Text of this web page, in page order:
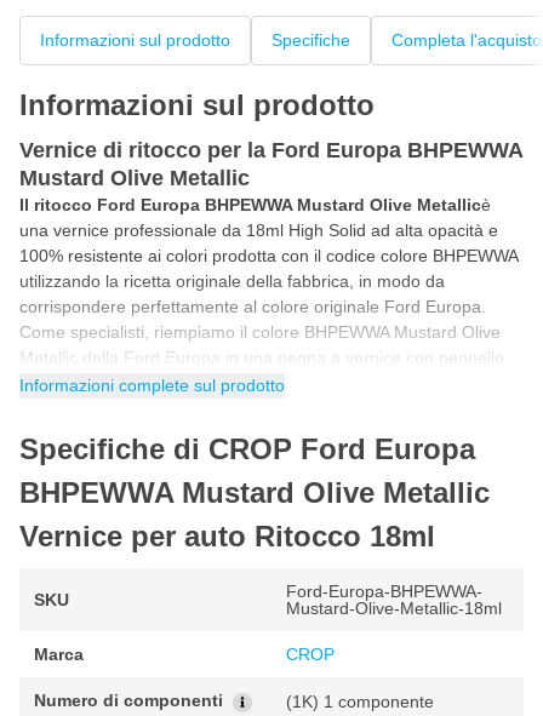
Informazioni sul prodotto Specifiche Completa l'acquisto
Informazioni sul prodotto
Vernice di ritocco per la Ford Europa BHPEWWA
Mustard Olive Metallic
Il ritocco Ford Europa BHPEWWA Mustard Olive Metallicè
una vernice professionale da 18ml High Solid ad alta opacità e
100% resistente ai colori prodotta con il codice colore BHPEWWA
utilizzando la ricetta originale della fabbrica, in modo da
corrispondere perfettamente al colore originale Ford Europa.
Come specialisti, riempiamo il colore BHPEWWA Mustard Olive
Metallic della Ford Europa in una penna a vernice con pennello
incluso. Ciò rende questo stick di vernice per auto Ford Europa
scheggiature, danni da parcheggio, graffi e altri piccoli danni alla
vernice dell'auto.
Come ritoccare con la vernice Ford Europa
BHPEWWA Mustard Olive Metallic
semplici passaggi. Seguendo il programma passo passo riportato
di seguito avrai la certezza di utilizzare correttamente il colore
che tutti i pigmenti della vernice siano ben miscelati.
Informazioni complete sul prodotto
Specifiche di CROP Ford Europa
BHPEWWA Mustard Olive Metallic
Vernice per auto Ritocco 18ml
SKU
Ford-Europa-BHPEWWA-
Mustard-Olive-Metallic-18ml
Marca CROP
Numero di componenti (1K) 1 componente